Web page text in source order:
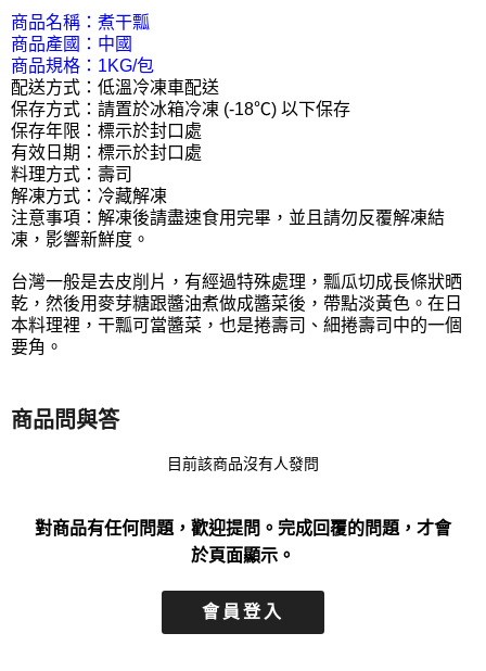
商品名稱：煮干瓢
商品產國：中國
商品規格：1KG/包
配送方式：低溫冷凍車配送
保存方式：請置於冰箱冷凍 (-18℃) 以下保存
保存年限：標示於封口處
有效日期：標示於封口處
料理方式：壽司
解凍方式：冷藏解凍
注意事項：解凍後請盡速食用完畢，並且請勿反覆解凍結
凍，影響新鮮度。
台灣一般是去皮削片，有經過特殊處理，瓢瓜切成長條狀晒
乾，然後用麥芽糖跟醬油煮做成醬菜後，帶點淡黃色。在日
本料理裡，干瓢可當醬菜，也是捲壽司、細捲壽司中的一個
要角。
商品問與答
目前該商品沒有人發問
對商品有任何問題，歡迎提問。完成回覆的問題，才會
於頁面顯示。
會員登入